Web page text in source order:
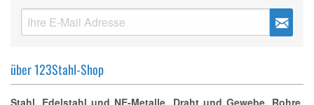
über 123Stahl-Shop